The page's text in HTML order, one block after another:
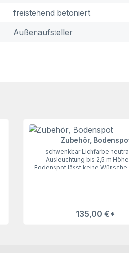
freistehend betoniert
Außenaufsteller
Zubehör,
schwenkbar Lichfarbe
Ausleuchtung bis 2,5 m
Bodenspot lässt keine Wünsche
135,00 €*